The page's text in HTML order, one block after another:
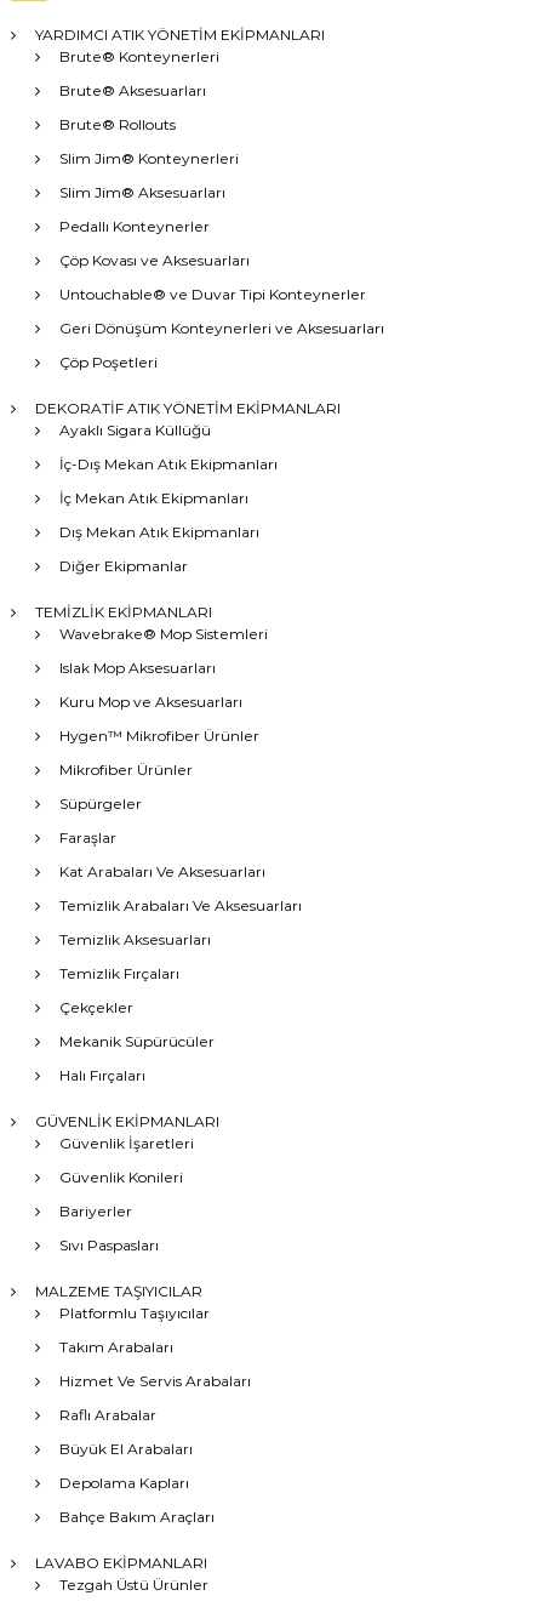
YARDIMCI ATIK YÖNETİM EKİPMANLARI
Brute® Konteynerleri
Brute® Aksesuarları
Brute® Rollouts
Slim Jim® Konteynerleri
Slim Jim® Aksesuarları
Pedallı Konteynerler
Çöp Kovası ve Aksesuarları
Untouchable® ve Duvar Tipi Konteynerler
Geri Dönüşüm Konteynerleri ve Aksesuarları
Çöp Poşetleri
DEKORATİF ATIK YÖNETİM EKİPMANLARI
Ayaklı Sigara Küllüğü
İç-Dış Mekan Atık Ekipmanları
İç Mekan Atık Ekipmanları
Dış Mekan Atık Ekipmanları
Diğer Ekipmanlar
TEMİZLİK EKİPMANLARI
Wavebrake® Mop Sistemleri
Islak Mop Aksesuarları
Kuru Mop ve Aksesuarları
Hygen™ Mikrofiber Ürünler
Mikrofiber Ürünler
Süpürgeler
Faraşlar
Kat Arabaları Ve Aksesuarları
Temizlik Arabaları Ve Aksesuarları
Temizlik Aksesuarları
Temizlik Fırçaları
Çekçekler
Mekanik Süpürücüler
Halı Fırçaları
GÜVENLİK EKİPMANLARI
Güvenlik İşaretleri
Güvenlik Konileri
Bariyerler
Sıvı Paspasları
MALZEME TAŞIYICILAR
Platformlu Taşıyıcılar
Takım Arabaları
Hizmet Ve Servis Arabaları
Raflı Arabalar
Büyük El Arabaları
Depolama Kapları
Bahçe Bakım Araçları
LAVABO EKİPMANLARI
Tezgah Üstü Ürünler